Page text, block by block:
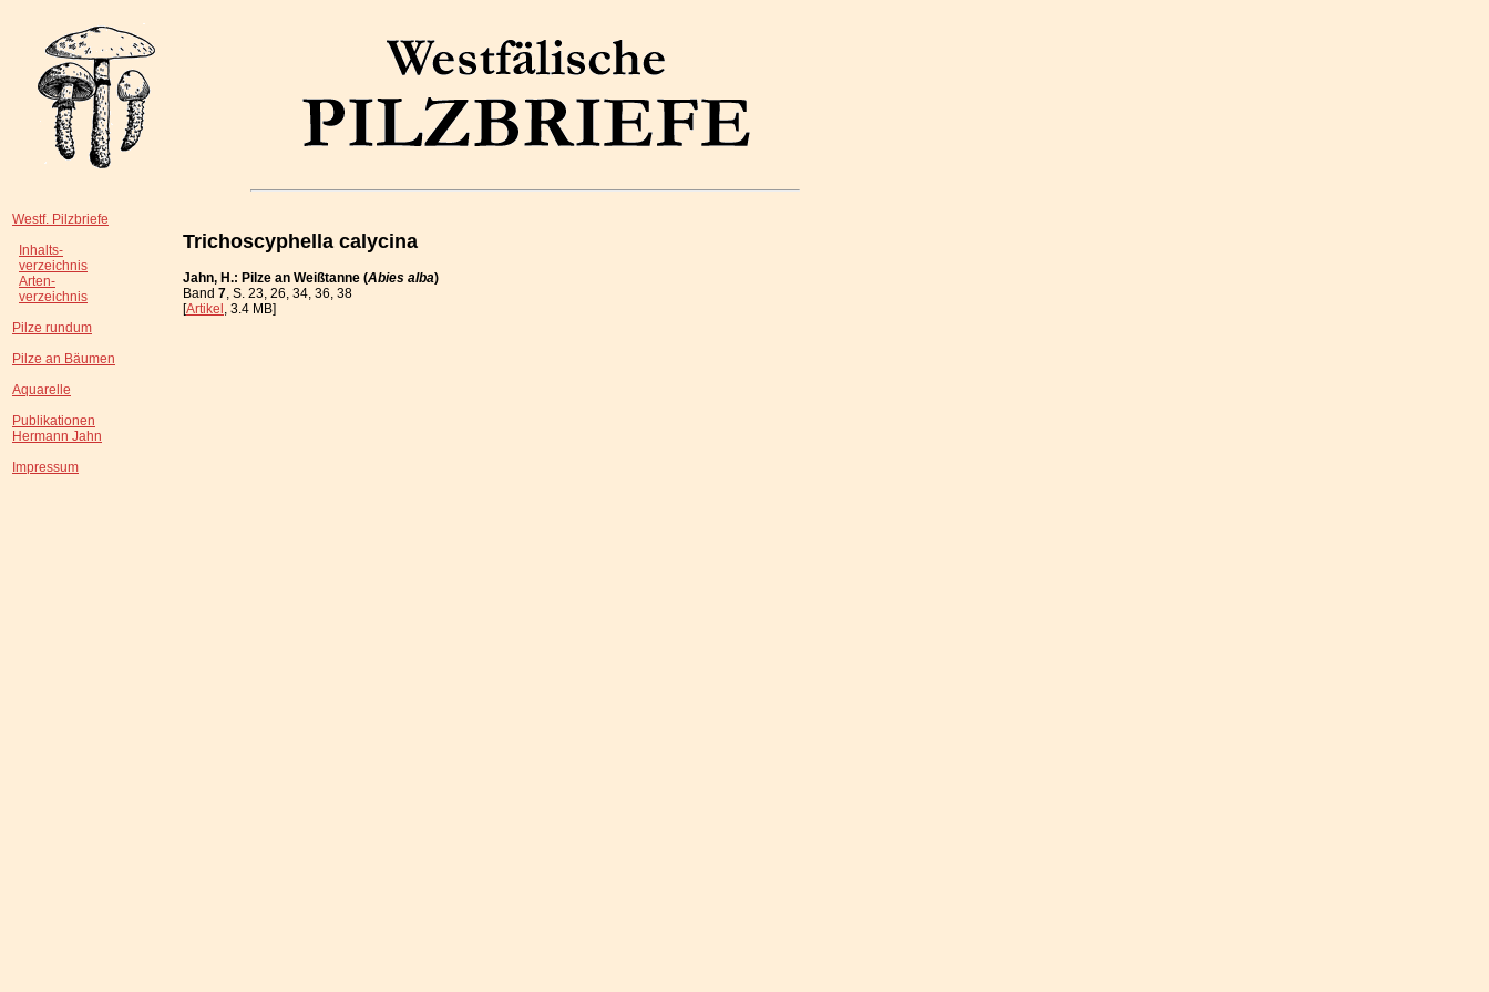
Westf. Pilzbriefe
Inhalts-
verzeichnis
Arten-
verzeichnis
Pilze rundum
Pilze an Bäumen
Aquarelle
Publikationen
Hermann Jahn
Impressum
Trichoscyphella calycina
Jahn, H.: Pilze an Weißtanne (Abies alba)
Band 7, S. 23, 26, 34, 36, 38
[Artikel, 3.4 MB]